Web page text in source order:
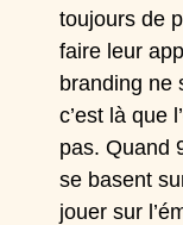
toujours de
faire leur
branding ne
c’est là que
pas. Quand
se basent
jouer sur